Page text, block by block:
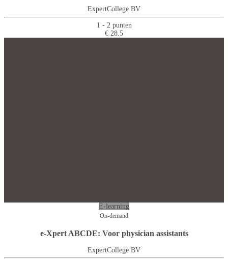
ExpertCollege BV
1 - 2 punten
€ 28.5
E-learning
On-demand
e-Xpert ABCDE: Voor physician assistants
ExpertCollege BV